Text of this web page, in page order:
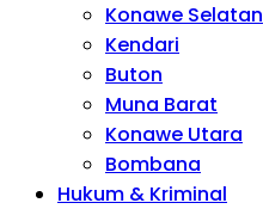
Konawe Selatan
Kendari
Buton
Muna Barat
Konawe Utara
Bombana
Hukum & Kriminal